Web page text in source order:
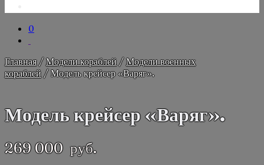
0
Главная/Модели кораблей /Модели военных
кораблей / Модель крейсер «Варяг».
Модель крейсер «Варяг».
269 000 руб.